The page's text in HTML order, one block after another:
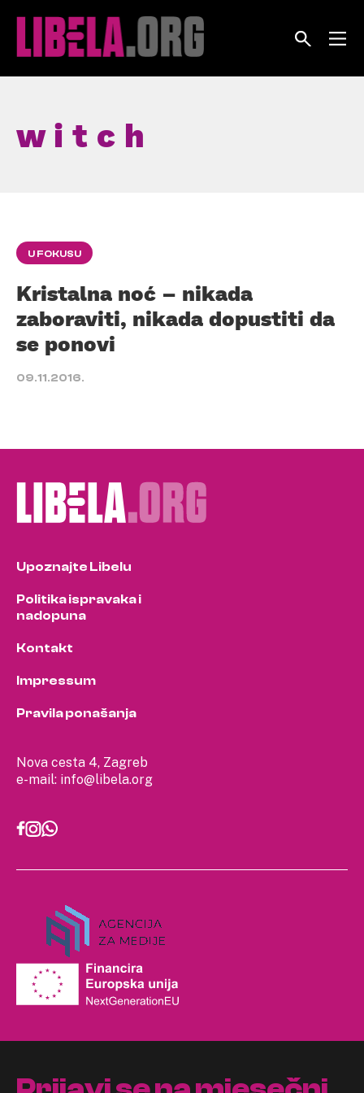
w i t c h
U FOKUSU
Kristalna noć – nikada
zaboraviti, nikada dopustiti da
se ponovi
09.11.2016.
Nova cesta 4, Zagreb
e-mail: info@libela.org
Upoznajte Libelu
Politika ispravaka i
nadopuna
Kontakt
Impressum
Pravila ponašanja